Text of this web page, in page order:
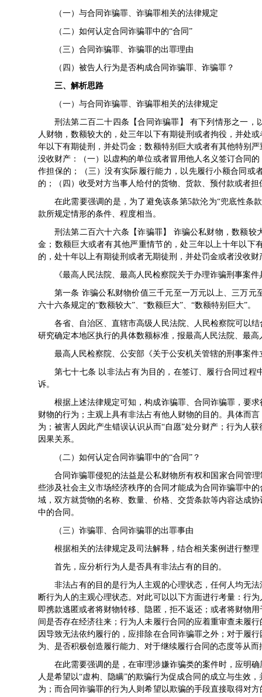
（一）与合同诈骗罪、诈骗罪相关的法律规定
（二）如何认定合同诈骗罪中的“合同”
（三）合同诈骗罪、诈骗罪的出罪理由
（四）被告人行为是否构成合同诈骗罪、诈骗罪？
三、解析思路
（一）与合同诈骗罪、诈骗罪相关的法律规定
刑法第二百二十四条【合同诈骗罪】 有下列情形之一
人财物，数额较大的，处三年以下有期徒刑或者拘役，并处
年以下有期徒刑，并处罚金；数额特别巨大或者有其他特别
没收财产：（一）以虚构的单位或者冒用他人名义签订合同
作担保的；（三）没有实际履行能力，以先履行小额合同
的；（四）收受对方当事人给付的货物、货款、预付款或者
在此需要强调的是，为了避免该条第5款沦为“兜底性条
款所规定情形的条件、程度相当。
刑法第二百六十六条【诈骗罪】 诈骗公私财物，数额
金；数额巨大或者有其他严重情节的，处三年以上十年以
的，处十年以上有期徒刑或者无期徒刑，并处罚金或者没收
《最高人民法院、最高人民检察院关于办理诈骗刑事案
第一条 诈骗公私财物价值三千元至一万元以上、三万
六十六条规定的“数额较大”、“数额巨大”、“数额特别巨大”。
各省、自治区、直辖市高级人民法院、人民检察院可以
研究确定本地区执行的具体数额标准，报最高人民法院、最高
最高人民检察院、公安部《关于公安机关管辖的刑事案
第七十七条 以非法占有为目的，在签订、履行合同过
诉。
根据上述法律规定可知，构成诈骗罪、合同诈骗罪，要
财物的行为；主观上具有非法占有他人财物的目的。具体而
为；被害人因此产生错误认识从而“自愿”处分财产；行为人
因果关系。
（二）如何认定合同诈骗罪中的“合同”？
合同诈骗罪侵犯的法益是公私财物所有权和国家合同管
些涉及社会主义市场经济秩序的合同才能成为合同诈骗罪中
域，双方就货物的名称、数量、价格、交货条款等内容达成
中的合同。
（三）诈骗罪、合同诈骗罪的出罪事由
根据相关的法律规定及司法解释，结合相关案例进行整
首先，应分析行为人是否具有非法占有的目的。
非法占有的目的是行为人主观的心理状态，任何人均无
断行为人的主观心理状态。对此可以以下方面进行考量：行
即携款逃匿或者将财物转移、隐匿，拒不返还；或者将财物
间是否存在经济往来；行为人未履行合同的应着重审查未履
因导致无法依约履行的，应排除在合同诈骗罪之外；对于履
为、是否积极创造履行能力、对于继续履行合同的态度等从
在此需要强调的是，在审理涉嫌诈骗类的案件时，应明
人是希望以“虚构、隐瞒”的欺骗行为促成合同的成立与生效
为；而合同诈骗罪的行为人则希望以欺骗的手段直接取得对